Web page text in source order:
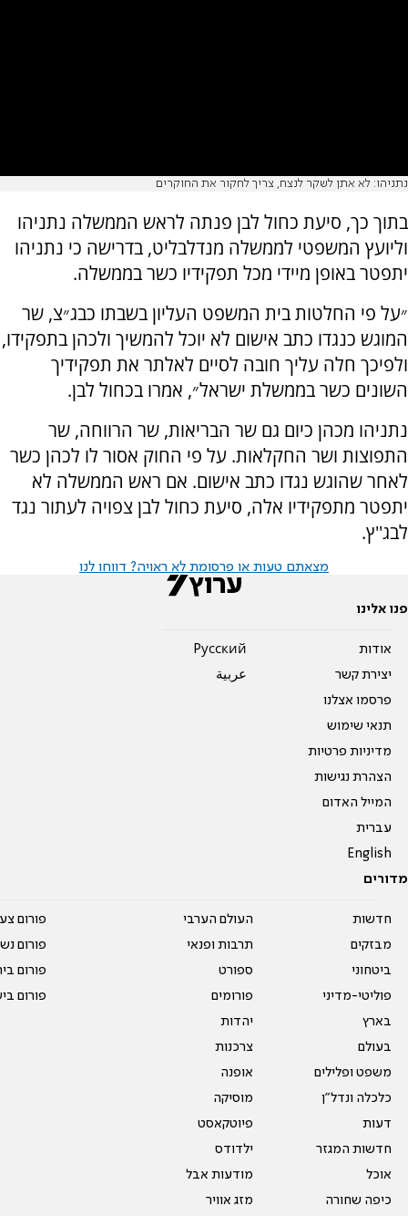
נתניהו: לא אתן לשקר לנצח, צריך לחקור את החוקרים
בתוך כך, סיעת כחול לבן פנתה לראש הממשלה נתניהו
וליועץ המשפטי לממשלה מנדלבליט, בדרישה כי נתניהו
יתפטר באופן מיידי מכל תפקידיו כשר בממשלה.
״על פי החלטות בית המשפט העליון בשבתו כבג״צ, שר
המוגש כנגדו כתב אישום לא יוכל להמשיך ולכהן בתפקידו,
ולפיכך חלה עליך חובה לסיים לאלתר את תפקידיך
השונים כשר בממשלת ישראל״, אמרו בכחול לבן.
נתניהו מכהן כיום גם שר הבריאות, שר הרווחה, שר
התפוצות ושר החקלאות. על פי החוק אסור לו לכהן כשר
לאחר שהוגש נגדו כתב אישום. אם ראש הממשלה לא
יתפטר מתפקידיו אלה, סיעת כחול לבן צפויה לעתור נגד
לבג''ץ.
מצאתם טעות או פרסומת לא ראויה? דווחו לנו
פנו אלינו
אודות
יצירת קשר
פרסמו אצלנו
תנאי שימוש
מדיניות פרטיות
הצהרת נגישות
המייל האדום
עברית
English
Pусский
عربية
מדורים
חדשות
מבזקים
ביטחוני
פוליטי-מדיני
בארץ
בעולם
משפט ופלילים
כלכלה ונדל"ן
דעות
חדשות המגזר
אוכל
כיפה שחורה
העולם הערבי
תרבות ופנאי
ספורט
פורומים
יהדות
צרכנות
אופנה
מוסיקה
פיוטקאסט
ילדודס
מודעות אבל
מזג אוויר
פורום
פורום
פורום
פורום